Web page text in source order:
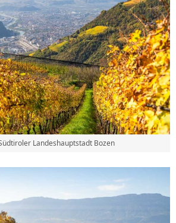
Landeshauptstadt Bozen